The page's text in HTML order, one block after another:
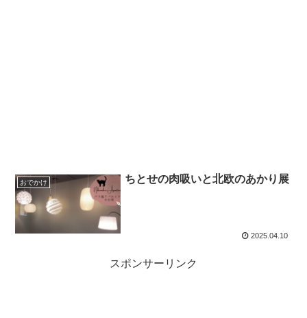
おでかけ ちとせの肉吸いと北欧のあかり展
2025.04.10
スポンサーリンク